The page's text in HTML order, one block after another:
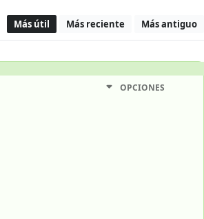
Más útil Más reciente Más antiguo
OPCIONES